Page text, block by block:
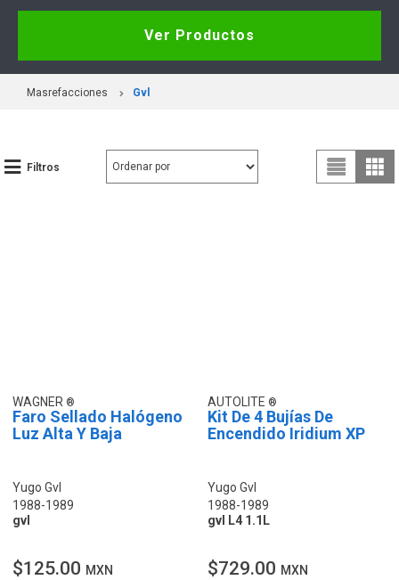
Ver Productos
Masrefacciones Gvl
Filtros
WAGNER
Faro Sellado Halógeno
Luz Alta Y Baja
Yugo Gvl
1988-1989
gvl
$125.00 MXN
AUTOLITE
Kit De 4 Bujías De
Encendido Iridium XP
Yugo Gvl
1988-1989
gvl L4 1.1L
$729.00 MXN